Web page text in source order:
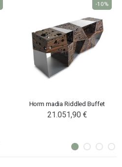
Horm madia Riddled Buffet
21.051,90 €
-10%